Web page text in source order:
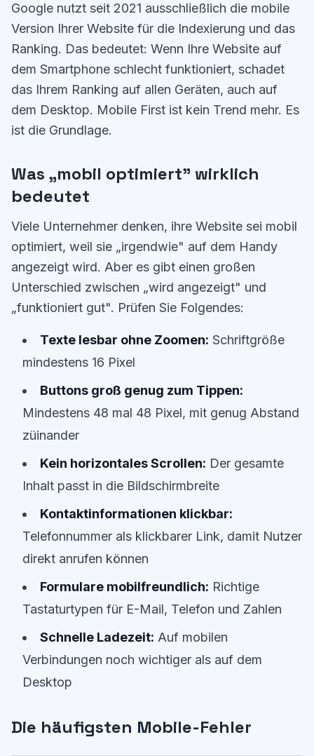
Google nutzt seit 2021 ausschließlich die mobile
Version Ihrer Website für die Indexierung und das
Ranking. Das bedeutet: Wenn Ihre Website auf
dem Smartphone schlecht funktioniert, schadet
das Ihrem Ranking auf allen Geräten, auch auf
dem Desktop. Mobile First ist kein Trend mehr. Es
ist die Grundlage.
Was „mobil optimiert" wirklich
bedeutet
Viele Unternehmer denken, ihre Website sei mobil
optimiert, weil sie „irgendwie" auf dem Handy
angezeigt wird. Aber es gibt einen großen
Unterschied zwischen „wird angezeigt" und
„funktioniert gut". Prüfen Sie Folgendes:
Texte lesbar ohne Zoomen: Schriftgröße
mindestens 16 Pixel
Buttons groß genug zum Tippen:
Mindestens 48 mal 48 Pixel, mit genug Abstand
züinander
Kein horizontales Scrollen: Der gesamte
Inhalt passt in die Bildschirmbreite
Kontaktinformationen klickbar:
Telefonnummer als klickbarer Link, damit Nutzer
direkt anrufen können
Formulare mobilfreundlich: Richtige
Tastaturtypen für E-Mail, Telefon und Zahlen
Schnelle Ladezeit: Auf mobilen
Verbindungen noch wichtiger als auf dem
Desktop
Die häufigsten Mobile-Fehler